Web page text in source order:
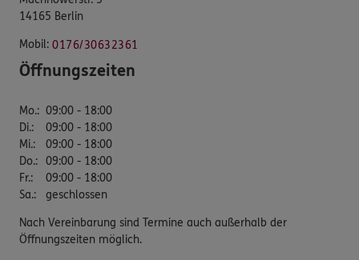
14165 Berlin
Mobil: 0176/30632361
Öffnungszeiten
Mo.: 09:00 - 18:00
Di.:
09:00 - 18:00
Mi.:
09:00 - 18:00
Do.: 09:00 - 18:00
Fr.:
09:00 - 18:00
Sa.: geschlossen
Nach Vereinbarung sind Termine auch außerhalb der
Öffnungszeiten möglich.